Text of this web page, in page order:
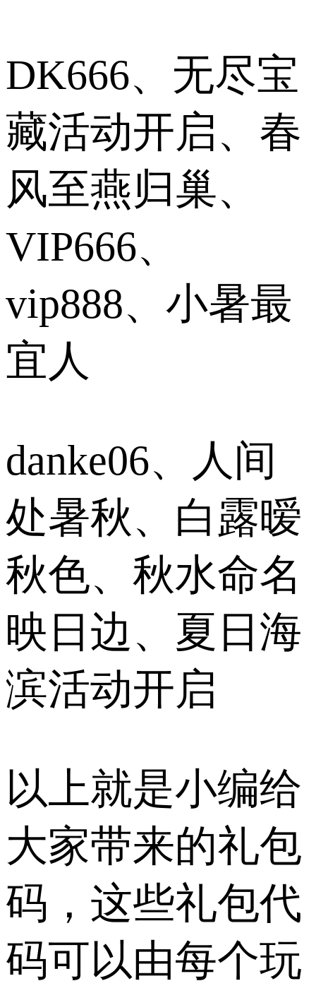
DK666、无尽宝
藏活动开启、春
风至燕归巢、
VIP666、
vip888、小暑最
宜人
danke06、人间
处暑秋、白露暧
秋色、秋水命名
映日边、夏日海
滨活动开启
以上就是小编给
大家带来的礼包
码，这些礼包代
码可以由每个玩